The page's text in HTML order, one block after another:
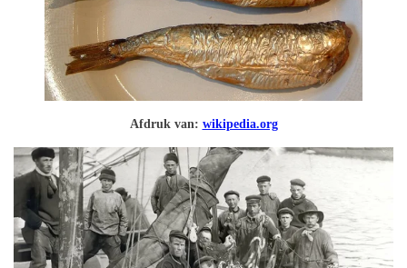
Afdruk van: wikipedia.org